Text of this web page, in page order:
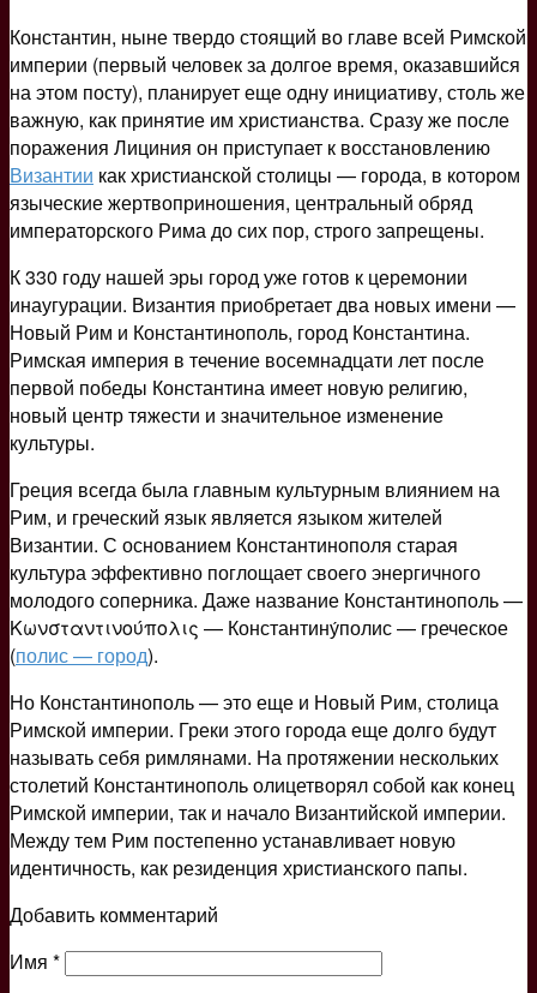
Константин, ныне твердо стоящий во главе всей Римской
империи (первый человек за долгое время, оказавшийся
на этом посту), планирует еще одну инициативу, столь же
важную, как принятие им христианства. Сразу же после
поражения Лициния он приступает к восстановлению
Византии как христианской столицы — города, в котором
языческие жертвоприношения, центральный обряд
императорского Рима до сих пор, строго запрещены.
К 330 году нашей эры город уже готов к церемонии
инаугурации. Византия приобретает два новых имени —
Новый Рим и Константинополь, город Константина.
Римская империя в течение восемнадцати лет после
первой победы Константина имеет новую религию,
новый центр тяжести и значительное изменение
культуры.
Греция всегда была главным культурным влиянием на
Рим, и греческий язык является языком жителей
Византии. С основанием Константинополя старая
культура эффективно поглощает своего энергичного
молодого соперника. Даже название Константинополь —
Κωνσταντινούπολις — Константину́полис — греческое
(полис — город).
Но Константинополь — это еще и Новый Рим, столица
Римской империи. Греки этого города еще долго будут
называть себя римлянами. На протяжении нескольких
столетий Константинополь олицетворял собой как конец
Римской империи, так и начало Византийской империи.
Между тем Рим постепенно устанавливает новую
идентичность, как резиденция христианского папы.
Добавить комментарий
Имя *